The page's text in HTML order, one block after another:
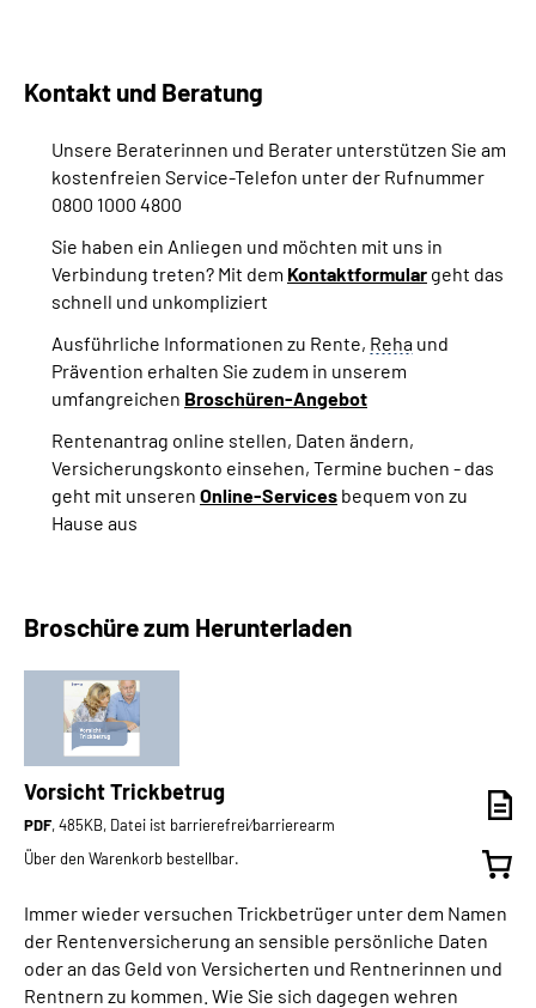
Kontakt und Beratung
Unsere Beraterinnen und Berater unterstützen Sie am
kostenfreien Service-Telefon unter der Rufnummer
0800 1000 4800
Sie haben ein Anliegen und möchten mit uns in
Verbindung treten? Mit dem Kontaktformular geht das
schnell und unkompliziert
Ausführliche Informationen zu Rente, Reha und
Prävention erhalten Sie zudem in unserem
umfangreichen Broschüren-Angebot
Rentenantrag online stellen, Daten ändern,
Versicherungskonto einsehen, Termine buchen - das
geht mit unseren Online-Services bequem von zu
Hause aus
Broschüre zum Herunterladen
Vorsicht Trickbetrug
PDF, 485KB, Datei ist barrierefrei⁄barrierearm
Über den Warenkorb bestellbar.
Immer wieder versuchen Trickbetrüger unter dem Namen
der Rentenversicherung an sensible persönliche Daten
oder an das Geld von Versicherten und Rentnerinnen und
Rentnern zu kommen. Wie Sie sich dagegen wehren